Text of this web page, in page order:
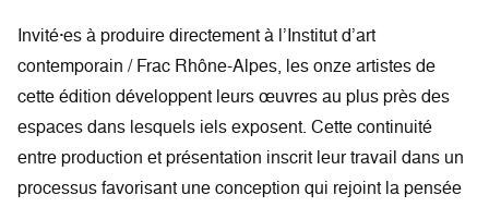
Invité·es à produire directement à l’Institut d’art
contemporain / Frac Rhône-Alpes, les onze artistes de
cette édition développent leurs œuvres au plus près des
espaces dans lesquels iels exposent. Cette continuité
entre production et présentation inscrit leur travail dans un
processus favorisant une conception qui rejoint la pensée